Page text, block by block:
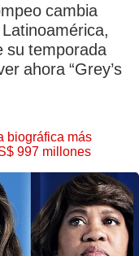
cambia
su temporada
ahora “Grey’s
biográfica más
997 millones